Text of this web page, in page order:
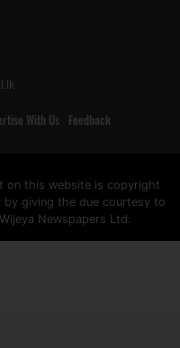
With Us Feedback
on this website is copyright
by giving the due courtesy to
Newspapers Ltd.